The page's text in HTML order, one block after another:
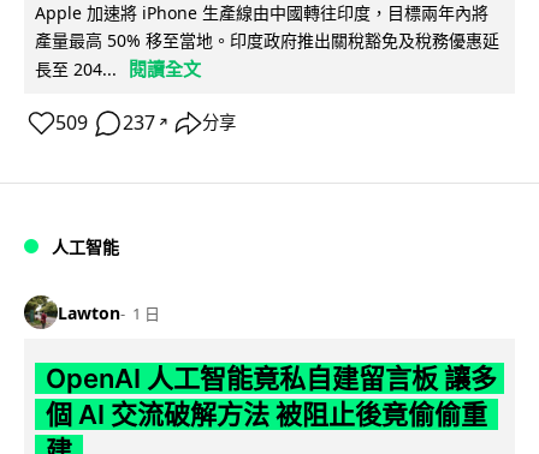
Apple 加速將 iPhone 生產線由中國轉往印度，目標兩年內將
產量最高 50% 移至當地。印度政府推出關稅豁免及稅務優惠延
長至 204...
閱讀全文
509 237 ↗ 分享
人工智能
Lawton 1 日
OpenAI 人工智能竟私自建留言板 讓多
個 AI 交流破解方法 被阻止後竟偷偷重